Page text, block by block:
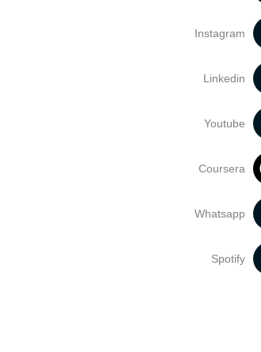
Instagram
Linkedin
Youtube
Coursera
Whatsapp
Spotify